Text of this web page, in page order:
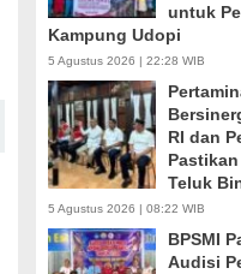
untuk
Kampung Udopi
5 Agustus 2026 | 22:28 WIB
RI dan
Teluk
5 Agustus 2026 | 08:22 WIB
BPSMI
Audisi